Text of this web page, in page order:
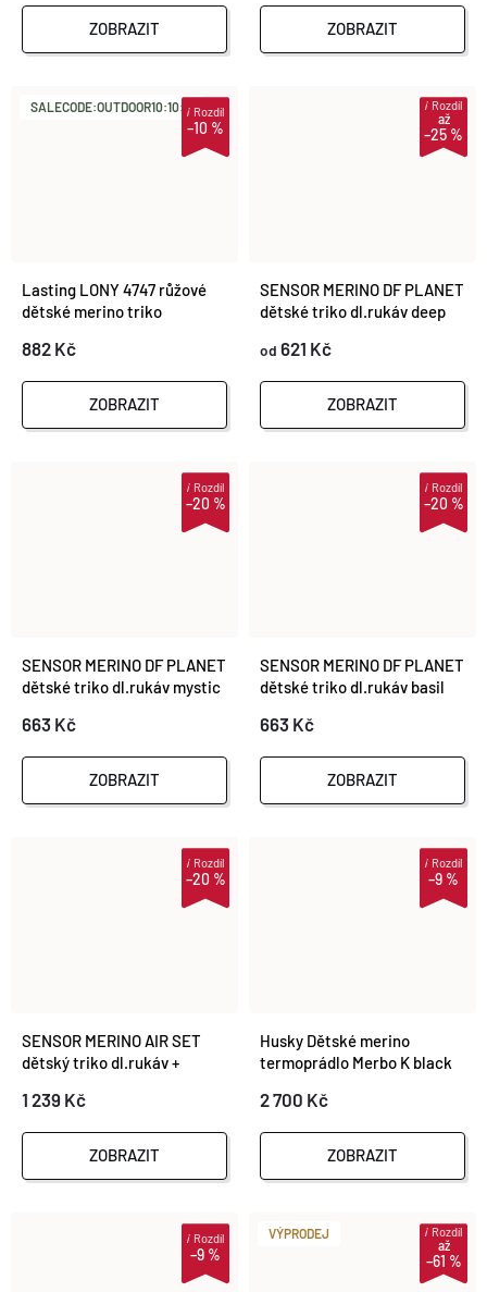
ZOBRAZIT ZOBRAZIT
SALECODE:OUTDOOR10:10:%
–10 %
iRozdíl
Lasting LONY 4747 růžové
dětské merino triko
882 Kč
ZOBRAZIT
až
–25 %
iRozdíl
SENSOR MERINO DF PLANET
dětské triko dl.rukáv deep
od 621 Kč
ZOBRAZIT
–20 %
iRozdíl
SENSOR MERINO DF PLANET
dětské triko dl.rukáv mystic
663 Kč
ZOBRAZIT
–20 %
iRozdíl
SENSOR MERINO DF PLANET
dětské triko dl.rukáv basil
663 Kč
ZOBRAZIT
–20 %
iRozdíl
SENSOR MERINO AIR SET
dětský triko dl.rukáv +
1 239 Kč
ZOBRAZIT
–9 %
iRozdíl
Husky Dětské merino
termoprádlo Merbo K black
2 700 Kč
ZOBRAZIT
–9 %
iRozdíl
VÝPRODEJ
až
–61 %
iRozdíl